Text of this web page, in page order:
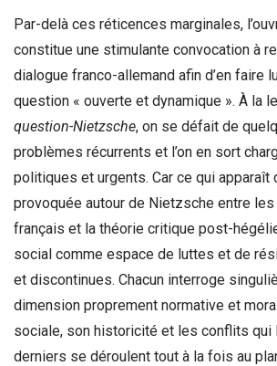
Par-delà ces réticences marginales,
constitue une stimulante convocation à
dialogue franco-allemand afin d’en faire
question « ouverte et dynamique ». À la
question-Nietzsche, on se défait de
problèmes récurrents et l’on en sort
politiques et urgents. Car ce qui apparaît
provoquée autour de Nietzsche entre
français et la théorie critique post-
social comme espace de luttes et de
et discontinues. Chacun interroge
dimension proprement normative et
sociale, son historicité et les conflits qui
derniers se déroulent tout à la fois au